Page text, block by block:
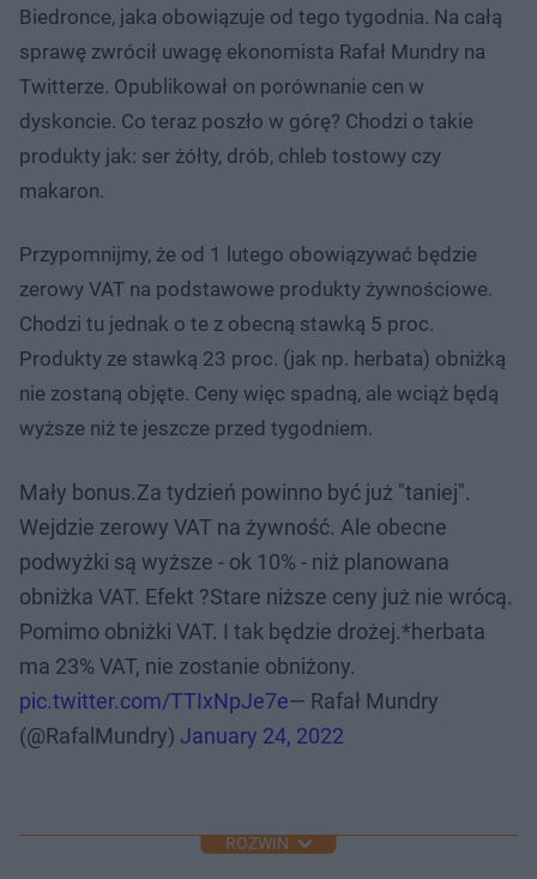
Biedronce, jaka obowiązuje od tego tygodnia. Na całą
sprawę zwrócił uwagę ekonomista Rafał Mundry na
Twitterze. Opublikował on porównanie cen w
dyskoncie. Co teraz poszło w górę? Chodzi o takie
produkty jak: ser żółty, drób, chleb tostowy czy
makaron.
Przypomnijmy, że od 1 lutego obowiązywać będzie
zerowy VAT na podstawowe produkty żywnościowe.
Chodzi tu jednak o te z obecną stawką 5 proc.
Produkty ze stawką 23 proc. (jak np. herbata) obniżką
nie zostaną objęte. Ceny więc spadną, ale wciąż będą
wyższe niż te jeszcze przed tygodniem.
Mały bonus.Za tydzień powinno być już "taniej".
Wejdzie zerowy VAT na żywność. Ale obecne
podwyżki są wyższe - ok 10% - niż planowana
obniżka VAT. Efekt ?Stare niższe ceny już nie wrócą.
Pomimo obniżki VAT. I tak będzie drożej.*herbata
ma 23% VAT, nie zostanie obniżony.
pic.twitter.com/TTIxNpJe7e— Rafał Mundry
(@RafalMundry) January 24, 2022
ROZWIŃ